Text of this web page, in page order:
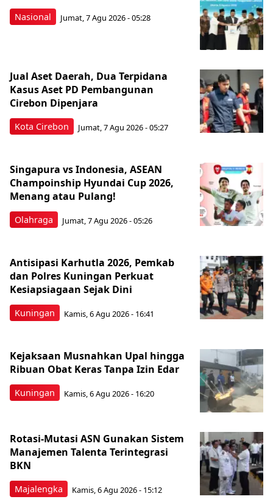
Nasional Jumat, 7 Agu 2026 - 05:28
Kota Cirebon
Jual Aset Daerah, Dua Terpidana
Kasus Aset PD Pembangunan
Cirebon Dipenjara
Jumat, 7 Agu 2026 - 05:27
Olahraga
Singapura vs Indonesia, ASEAN
Champoinship Hyundai Cup 2026,
Menang atau Pulang!
Jumat, 7 Agu 2026 - 05:26
Kuningan
Antisipasi Karhutla 2026, Pemkab
dan Polres Kuningan Perkuat
Kesiapsiagaan Sejak Dini
Kamis, 6 Agu 2026 - 16:41
Kuningan
Kejaksaan Musnahkan Upal hingga
Ribuan Obat Keras Tanpa Izin Edar
Kamis, 6 Agu 2026 - 16:20
Majalengka
Rotasi-Mutasi ASN Gunakan Sistem
Manajemen Talenta Terintegrasi
BKN
Kamis, 6 Agu 2026 - 15:12